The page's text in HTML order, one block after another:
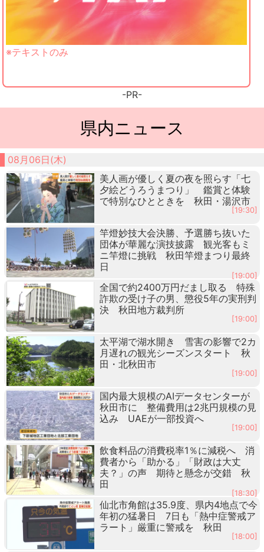
※テキストのみ
-PR-
県内ニュース
08月06日(木)
美人画が優しく夏の夜を照らす「七
夕絵どうろうまつり」 鑑賞と体験
で特別なひとときを 秋田・湯沢市
[19:30]
竿燈妙技大会決勝、予選勝ち抜いた
団体が華麗な演技披露 観光客もミ
ニ竿燈に挑戦 秋田竿燈まつり最終
日
[19:00]
全国で約2400万円だまし取る 特殊
詐欺の受け子の男、懲役5年の実刑判
決 秋田地方裁判所
[19:00]
太平湖で湖水開き 雪害の影響で2カ
月遅れの観光シーズンスタート 秋
田・北秋田市
[19:00]
国内最大規模のAIデータセンターが
秋田市に 整備費用は2兆円規模の見
込み UAEが一部投資へ
[19:00]
飲食料品の消費税率1％に減税へ 消
費者から「助かる」「財政は大丈
夫？」の声 期待と懸念が交錯 秋
田
[18:30]
仙北市角館は35.9度、県内4地点で今
年初の猛暑日 7日も「熱中症警戒ア
ラート」厳重に警戒を 秋田
[18:00]